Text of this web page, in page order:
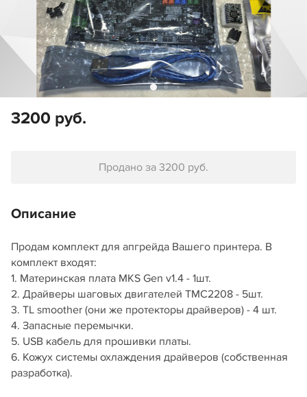
3200 руб.
Продано за 3200 руб.
Описание
Продам комплект для апгрейда Вашего принтера. В
комплект входят:
1. Материнская плата MKS Gen v1.4 - 1шт.
2. Драйверы шаговых двигателей TMC2208 - 5шт.
3. TL smoother (они же протекторы драйверов) - 4 шт.
4. Запасные перемычки.
5. USB кабель для прошивки платы.
6. Кожух системы охлаждения драйверов (собственная
разработка).